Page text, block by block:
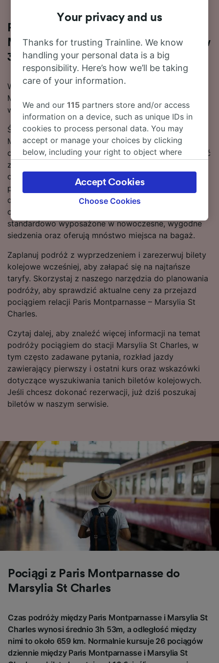
Podróż pociągiem na trasie Paris
Montparnasse – Marsylia St Charles w
3 g 4 m
Wybieras się w podróż pociągiem relacji Paris
Montparnasse – Marsylia St Charles? Jesteś we
właściwym miejscu!
Średni czas podróży pociągiem relacji Paris
Montparnasse – Marsylia St Charles wynosi 3 g 53 m,
chociaż na najszybszych trasach przejazd może trwać
zaledwie 3 g 4 m. Zwykle tę licząca 659 km tras
obsługuje 26 pociągów dziennie. Bezpośrednie
pociągi do stacji Marsylia St Charles są zwykle
dostępne codziennie. Pociągi tej relacji są zwykle
obsługiwane przez SNCF lub TGV. Składy są
standardowo wyposażone w nowoczesne, wygodne
siedzenia oraz oferują mnóstwo miejsca na bagaż.
Zaplanuj podróż z wyprzedzeniem i zarezerwuj bilety
kolejowe wcześniej, aby załapać się na najtańsze
taryfy. Skorzystaj z naszego narzędzia do planowania
podróży, aby sprawdzić aktualne ceny za przejazd
pociągiem relacji Paris Montparnasse – Marsylia St
Charles.
Czytaj dalej, aby znaleźć więcej informacji na temat
podróży pociągiem do stacji Marsylia St Charles, w
tym często zadawane pytania, rozkład jazdy
zawierający pierwszy i ostatni kurs oraz wskazówki
dotyczące wyszukiwania tanich biletów kolejowych.
Jeśli chcesz dokonać rezerwacji, już dziś poszukaj
biletów w naszym serwisie.
Pociągi z Paris Montparnasse do
Marsylia St Charles
Czas podróży między Paris Montparnasse i Marsylia St
Charles wynosi średnio 3h 53m, a odległość między
nimi to około 659 km. Normalnie kursuje 26 pociągów
dziennie między Paris Montparnasse i Marsylia St
Your privacy and us
Thanks for trusting Trainline. We know
handling your personal data is a big
responsibility. Here’s how we’ll be taking
care of your information.
We and our115 partners store and/or access
information on a device, such as unique IDs in
cookies to process personal data. You may
accept or manage your choices by clicking
below, including your right to object where
the privacy policy page. These choices will be
signaled to our partners and will not affect
browsing data. Your data will not be used for
track you.
We and our partners process data to provide:
Use precise geolocation data. Actively scan
device characteristics for identification. Store
and/or access information on a device.
Personalised advertising and content,
advertising and content measurement,
audience research and services development.
Choose Cookies
Accept Cookies